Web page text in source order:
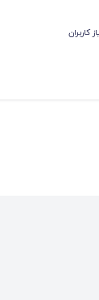
کاربران